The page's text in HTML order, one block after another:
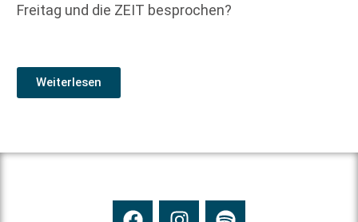
Freitag und die ZEIT besprochen?
Weiterlesen